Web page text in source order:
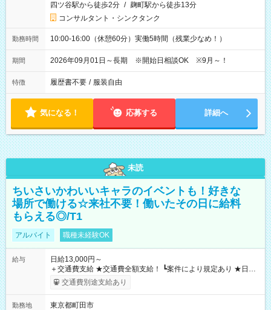
四ツ谷駅から徒歩2分 / 麹町駅から徒歩13分
コンサルタント・シンクタンク
勤務時間 10:00-16:00（休憩60分）実働5時間（残業少なめ！）
期間 2026年09月01日～長期 ※開始日相談OK ※9月～！
特徴 履歴書不要 / 服装自由
気になる！ 応募する 詳細へ
未読
ちいさいかわいいキャラのイベントも！好きな
場所で働ける☆来社不要！働いたその日に給料
もらえる◎/T1
アルバイト 職種未経験OK
給与
日給13,000円～
＋交通費支給 ★交通費全額支給！ ┗案件により規定あり ★日払
いOK！（規定あり） ┗働いたその日に現金GET♪ お仕事後はコ
ンビニATMから 日払い分を引き落とせます！ 【試用期間】試
交通費別途支給あり
勤務地
東京都町田市